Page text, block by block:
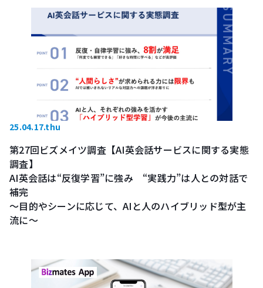
25.04.17.thu
第27回ビズメイツ調査【AI英会話サービスに関する実態
調査】
AI英会話は“反復学習”に強み “実践力”は人との対話で
補完
～目的やシーンに応じて、AIと人のハイブリッド型が主
流に～